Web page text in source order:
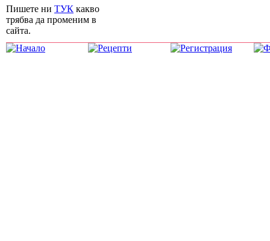
Пишете ни ТУК какво
трябва да променим в
сайта.